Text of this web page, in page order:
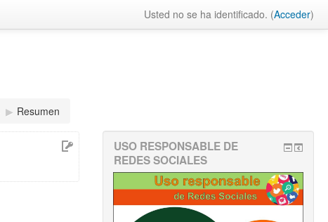
Usted no se ha identificado. (Acceder)
▶︎ Resumen
USO RESPONSABLE DE
REDES SOCIALES